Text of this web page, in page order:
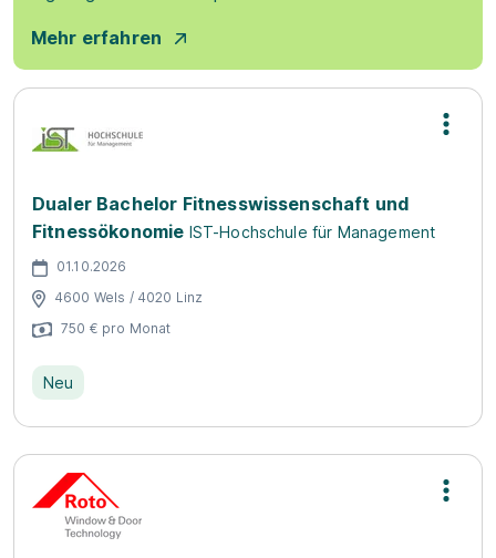
Mehr erfahren
Dualer Bachelor Fitnesswissenschaft und
Fitnessökonomie IST-Hochschule für Management
01.10.2026
4600 Wels / 4020 Linz
750 € pro Monat
Neu